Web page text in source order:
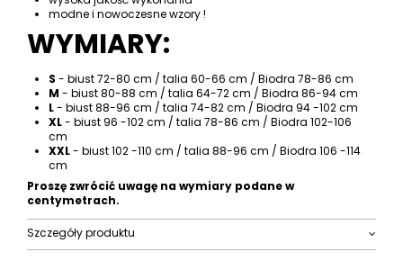
modne i nowoczesne wzory !
WYMIARY:
S - biust 72-80 cm / talia 60-66 cm / Biodra 78-86 cm
M - biust 80-88 cm / talia 64-72 cm / Biodra 86-94 cm
L- biust 88-96 cm / talia 74-82 cm / Biodra 94 -102 cm
XL- biust 96 -102 cm / talia 78-86 cm / Biodra 102-106
cm
XXL- biust 102 -110 cm / talia 88-96 cm / Biodra 106 -114
cm
Proszę zwrócić uwagę na wymiary podane w
centymetrach.
Szczegóły produktu